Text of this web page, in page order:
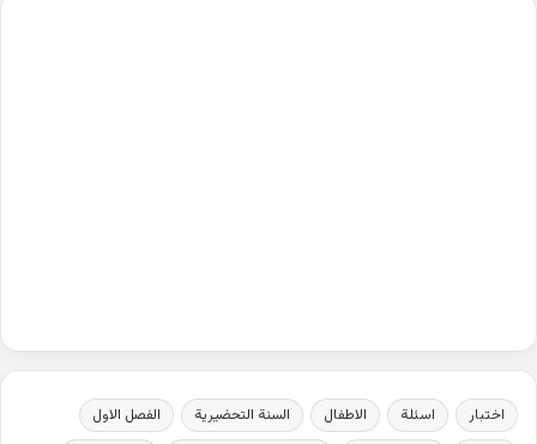
اختبار اسئلة الاطفال السنة التحضيرية
الفصل الاول